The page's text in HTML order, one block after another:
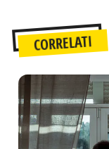
CORRELATI